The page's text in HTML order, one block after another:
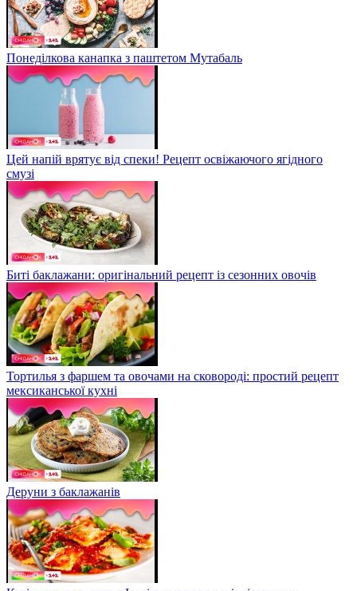
Понеділкова канапка з паштетом Мутабаль
Цей напій врятує від спеки! Рецепт освіжаючого ягідного
смузі
Биті баклажани: оригінальний рецепт із сезонних овочів
Тортилья з фаршем та овочами на сковороді: простий рецепт
мексиканської кухні
Деруни з баклажанів